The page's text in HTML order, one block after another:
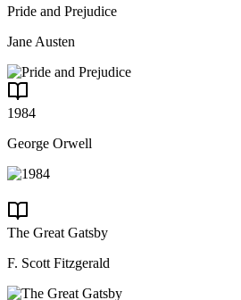
Pride and Prejudice
Jane Austen
1984
George Orwell
The Great Gatsby
F. Scott Fitzgerald